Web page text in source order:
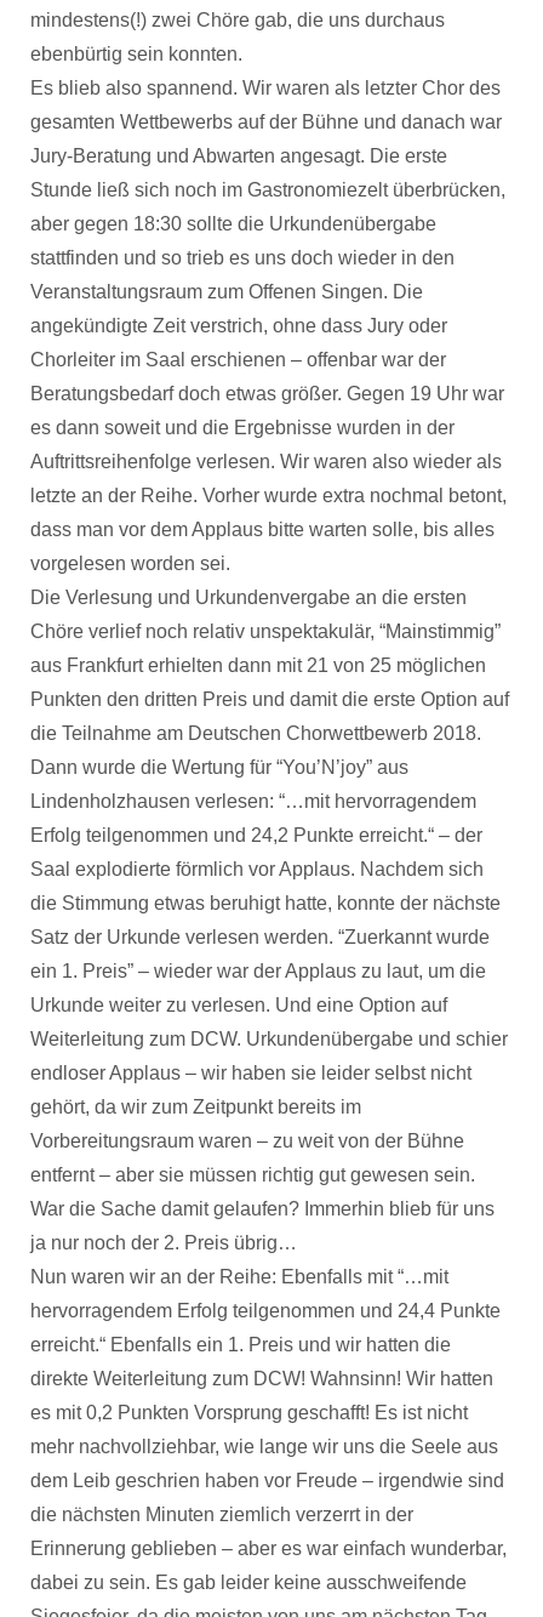
mindestens(!) zwei Chöre gab, die uns durchaus
ebenbürtig sein konnten.
Es blieb also spannend. Wir waren als letzter Chor des
gesamten Wettbewerbs auf der Bühne und danach war
Jury-Beratung und Abwarten angesagt. Die erste
Stunde ließ sich noch im Gastronomiezelt überbrücken,
aber gegen 18:30 sollte die Urkundenübergabe
stattfinden und so trieb es uns doch wieder in den
Veranstaltungsraum zum Offenen Singen. Die
angekündigte Zeit verstrich, ohne dass Jury oder
Chorleiter im Saal erschienen – offenbar war der
Beratungsbedarf doch etwas größer. Gegen 19 Uhr war
es dann soweit und die Ergebnisse wurden in der
Auftrittsreihenfolge verlesen. Wir waren also wieder als
letzte an der Reihe. Vorher wurde extra nochmal betont,
dass man vor dem Applaus bitte warten solle, bis alles
vorgelesen worden sei.
Die Verlesung und Urkundenvergabe an die ersten
Chöre verlief noch relativ unspektakulär, “Mainstimmig”
aus Frankfurt erhielten dann mit 21 von 25 möglichen
Punkten den dritten Preis und damit die erste Option auf
die Teilnahme am Deutschen Chorwettbewerb 2018.
Dann wurde die Wertung für “You’N’joy” aus
Lindenholzhausen verlesen: “…mit hervorragendem
Erfolg teilgenommen und 24,2 Punkte erreicht.“ – der
Saal explodierte förmlich vor Applaus. Nachdem sich
die Stimmung etwas beruhigt hatte, konnte der nächste
Satz der Urkunde verlesen werden. “Zuerkannt wurde
ein 1. Preis” – wieder war der Applaus zu laut, um die
Urkunde weiter zu verlesen. Und eine Option auf
Weiterleitung zum DCW. Urkundenübergabe und schier
endloser Applaus – wir haben sie leider selbst nicht
gehört, da wir zum Zeitpunkt bereits im
Vorbereitungsraum waren – zu weit von der Bühne
entfernt – aber sie müssen richtig gut gewesen sein.
War die Sache damit gelaufen? Immerhin blieb für uns
ja nur noch der 2. Preis übrig…
Nun waren wir an der Reihe: Ebenfalls mit “…mit
hervorragendem Erfolg teilgenommen und 24,4 Punkte
erreicht.“ Ebenfalls ein 1. Preis und wir hatten die
direkte Weiterleitung zum DCW! Wahnsinn! Wir hatten
es mit 0,2 Punkten Vorsprung geschafft! Es ist nicht
mehr nachvollziehbar, wie lange wir uns die Seele aus
dem Leib geschrien haben vor Freude – irgendwie sind
die nächsten Minuten ziemlich verzerrt in der
Erinnerung geblieben – aber es war einfach wunderbar,
dabei zu sein. Es gab leider keine ausschweifende